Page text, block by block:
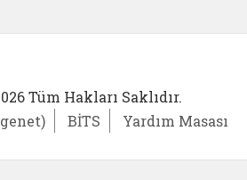
Tüm Hakları Saklıdır.
BİTS Yardım Masası